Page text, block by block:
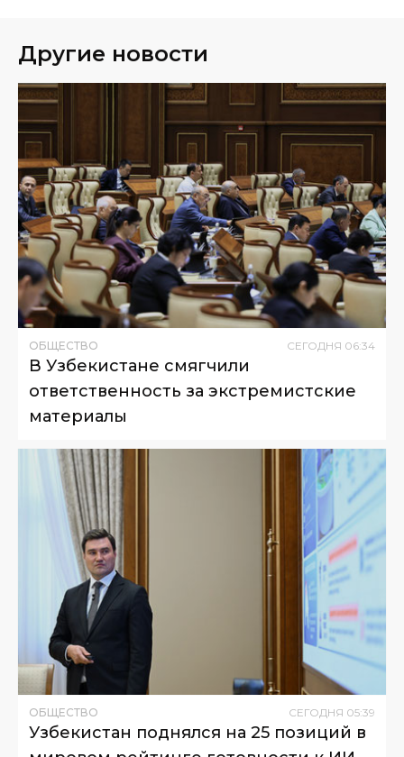
Другие новости
ОБЩЕСТВО СЕГОДНЯ 06:34
В Узбекистане смягчили
ответственность за экстремистские
материалы
ОБЩЕСТВО СЕГОДНЯ 05:39
Узбекистан поднялся на 25 позиций в